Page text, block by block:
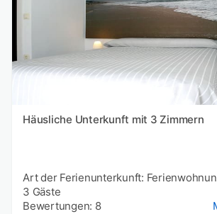
Häusliche Unterkunft mit 3 Zimmern
Art der Ferienunterkunft:
3 Gäste
Bewertungen: 8